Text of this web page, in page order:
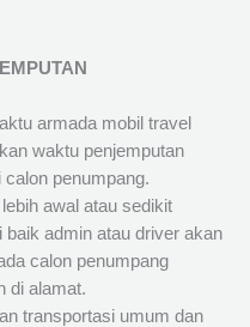
armada mobil travel
waktu penjemputan
penumpang.
awal atau sedikit
admin atau driver akan
calon penumpang
di alamat.
transportasi umum dan